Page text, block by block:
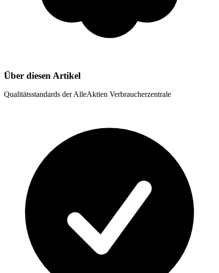
Über diesen Artikel
Qualitätsstandards der AlleAktien Verbraucherzentrale